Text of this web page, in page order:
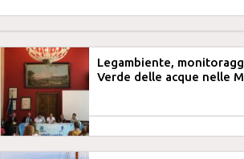
Legambiente,
Verde delle acque nelle